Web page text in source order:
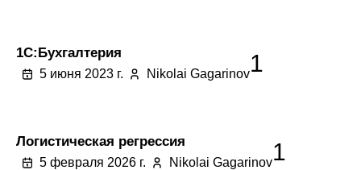
1C:Бухгалтерия
5 июня 2023 г. Nikolai Gagarinov1
Логистическая регрессия
5 февраля 2026 г. Nikolai Gagarinov1